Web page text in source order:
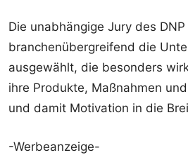
Die unabhängige Jury des
branchenübergreifend die
ausgewählt, die besonders
ihre Produkte, Maßnahmen
und damit Motivation in die
-Werbeanzeige-